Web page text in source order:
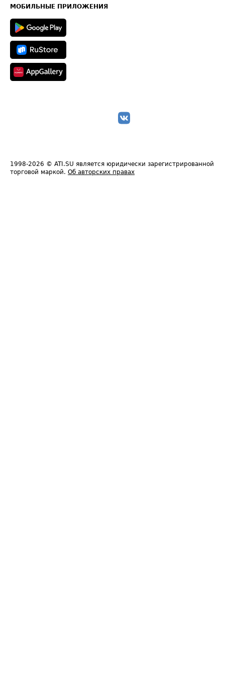
Техническая информация
МОБИЛЬНЫЕ ПРИЛОЖЕНИЯ
1998-2026 © ATI.SU является юридически зарегистрированной
торговой маркой. Об авторских правах